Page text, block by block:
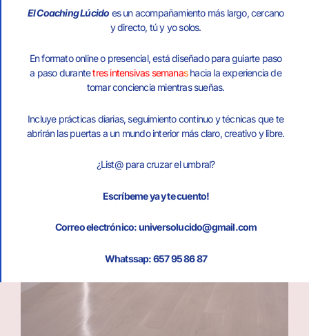
El Coaching Lúcido es un acompañamiento más largo, cercano
y directo, tú y yo solos.
En formato online o presencial, está diseñado para guiarte paso
a paso durantetres intensivas semanashacia la experiencia de
tomar conciencia mientras sueñas.
Incluye prácticas diarias, seguimiento continuo y técnicas que te
abrirán las puertas a un mundo interior más claro, creativo y libre.
¿List@ para cruzar el umbral?
Escríbeme ya y te cuento!
Correo electrónico: universolucido@gmail.com
Whatssap: 657 95 86 87